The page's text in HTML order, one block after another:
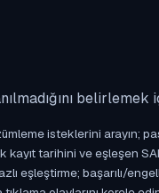
isteklerini arayın;
tarihini ve eşleşen
eşleştirme; başarılı/